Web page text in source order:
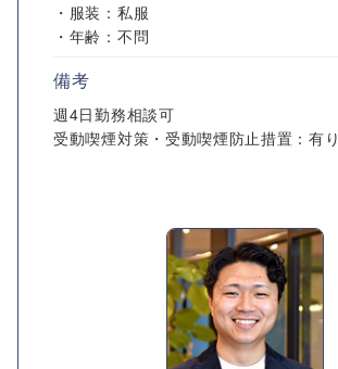
・服装：私服
・年齢：不問
備考
週4日勤務相談可
受動喫煙対策・受動喫煙防止措置：有り